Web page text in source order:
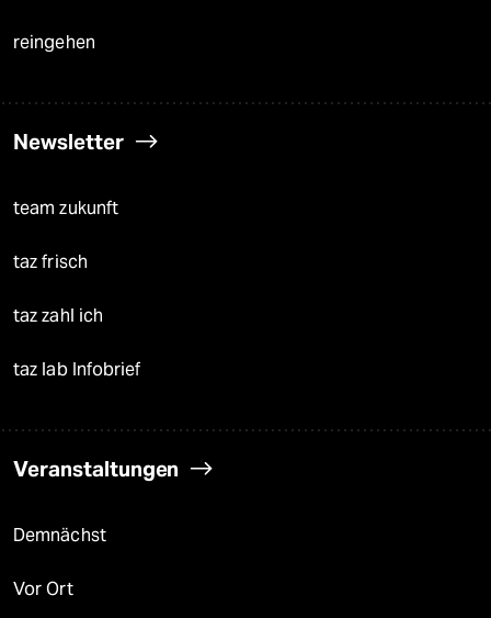
reingehen
Newsletter
team zukunft
taz frisch
taz zahl ich
taz lab Infobrief
Veranstaltungen
Demnächst
Vor Ort